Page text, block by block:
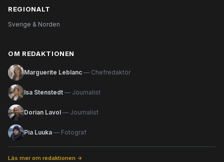
REGIONALT
Sverige & Norden
OM REDAKTIONEN
Marguerite Leblanc — Chefredaktör
Isa Stenstedt — Journalist
Dorian Lavol — Journalist
Pia Luuka — Fotograf
Läs mer om redaktionen →